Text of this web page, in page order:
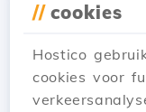
// cookies
Hostico
cookies voor